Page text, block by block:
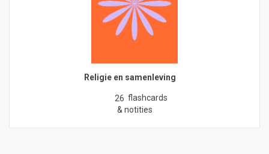
Religie en samenleving
26 flashcards
& notities